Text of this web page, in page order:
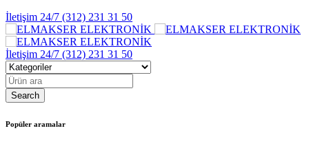
İletişim 24/7 (312) 231 31 50
İletişim 24/7 (312) 231 31 50
Popüler aramalar